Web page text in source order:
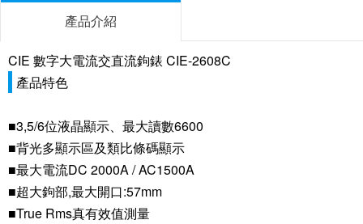
產品介紹
CIE 數字大電流交直流鉤錶 CIE-2608C
產品特色
■3,5/6位液晶顯示、最大讀數6600
■背光多顯示區及類比條碼顯示
■最大電流DC 2000A / AC1500A
■超大鉤部,最大開口:57mm
■True Rms真有效值測量